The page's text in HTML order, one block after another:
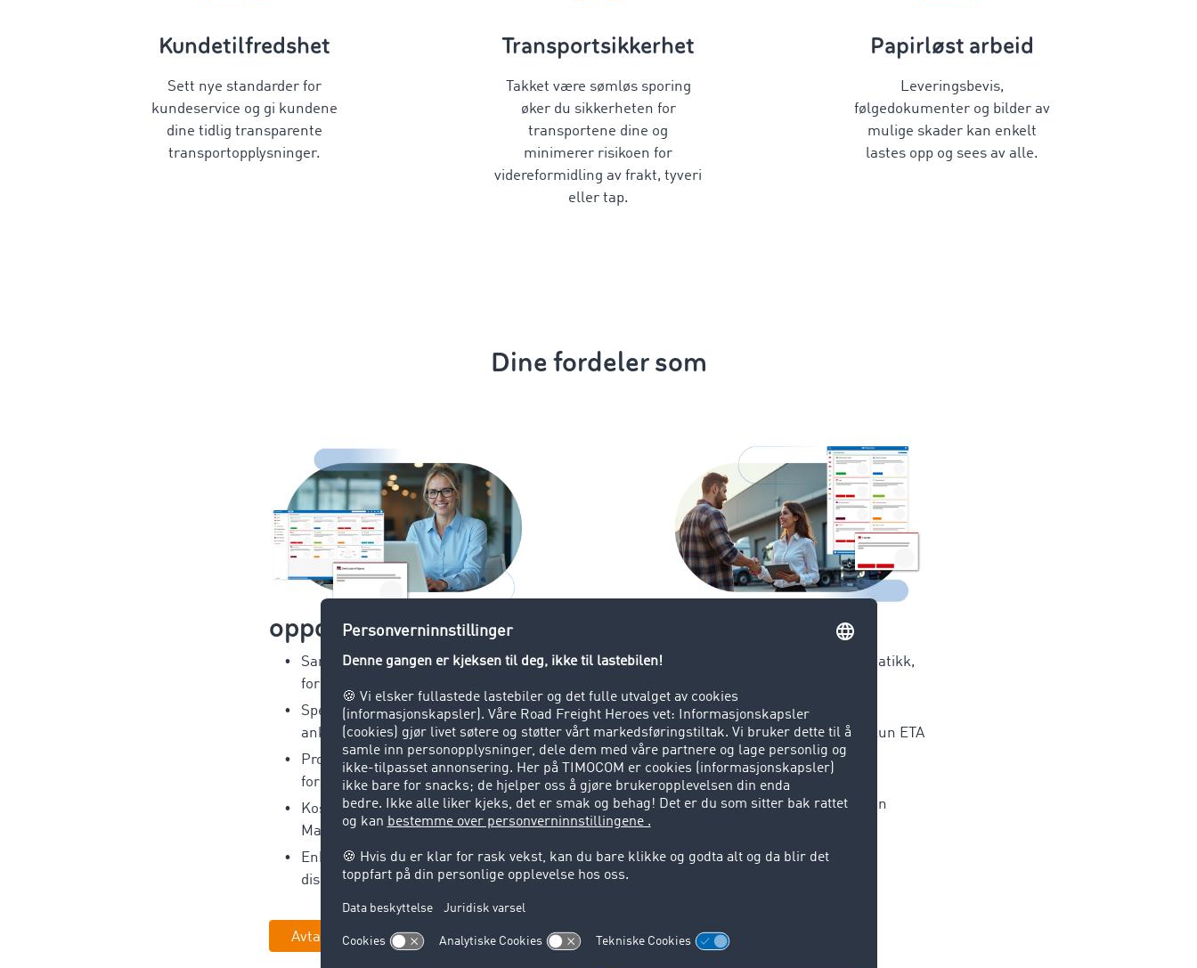
Kundetilfredshet
Sett nye standarder for
kundeservice og gi kundene
dine tidlig transparente
transportopplysninger.
Transportsikkerhet
Takket være sømløs sporing
øker du sikkerheten for
transportene dine og
minimerer risikoen for
videreformidling av frakt, tyveri
eller tap.
Papirløst arbeid
Leveringsbevis,
følgedokumenter og bilder av
mulige skader kan enkelt
lastes opp og sees av alle.
Dine fordeler som
oppdragsgiver
Sanntids transportinformasjon
for maksimal transparens
Speditørsporing og pålitelige
ankomsttider (ETA)
Proaktiv risikostyring ved
forsinkelser
Kostnadsfri bruk i TIMOCOM
Marketplace
Enkel integrasjon i eget
disponeringsverktøy
Avtal time nå
oppdragstaker
Fleksibel sporing via telematikk,
Bestem når som helst om
kjøretøyets posisjon eller kun ETA
skal vises
Optimalisering av
transportkommunikasjonen
Enkel integrasjon i eget
Avtal time nå